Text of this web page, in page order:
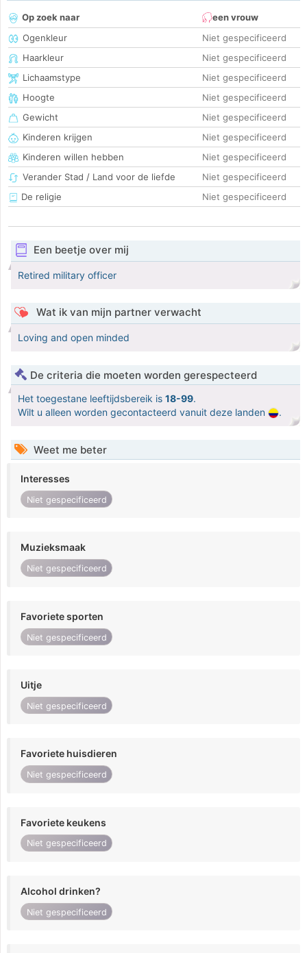
Op zoek naar
een vrouw
Ogenkleur
Niet gespecificeerd
Haarkleur
Niet gespecificeerd
Lichaamstype
Niet gespecificeerd
Hoogte
Niet gespecificeerd
Gewicht
Niet gespecificeerd
Kinderen krijgen
Niet gespecificeerd
Kinderen willen hebben
Niet gespecificeerd
Verander Stad / Land voor de liefde
Niet gespecificeerd
De religie
Niet gespecificeerd
Een beetje over mij
Retired military officer
Wat ik van mijn partner verwacht
Loving and open minded
De criteria die moeten worden gerespecteerd
Het toegestane leeftijdsbereik is 18-99.
Wilt u alleen worden gecontacteerd vanuit deze landen
.
Weet me beter
Interesses
Niet gespecificeerd
Muzieksmaak
Niet gespecificeerd
Favoriete sporten
Niet gespecificeerd
Uitje
Niet gespecificeerd
Favoriete huisdieren
Niet gespecificeerd
Favoriete keukens
Niet gespecificeerd
Alcohol drinken?
Niet gespecificeerd